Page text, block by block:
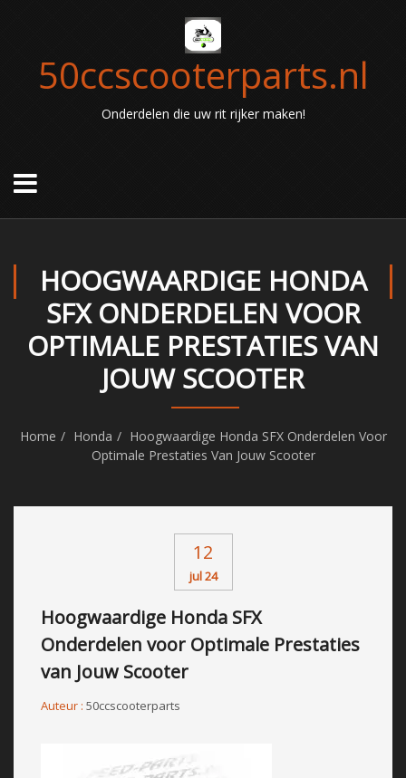
50ccscooterparts.nl
Onderdelen die uw rit rijker maken!
HOOGWAARDIGE HONDA
SFX ONDERDELEN VOOR
OPTIMALE PRESTATIES VAN
JOUW SCOOTER
Home Honda
Hoogwaardige Honda SFX Onderdelen Voor
Optimale Prestaties Van Jouw Scooter
12
jul 24
Hoogwaardige Honda SFX
Onderdelen voor Optimale Prestaties
van Jouw Scooter
Auteur : 50ccscooterparts